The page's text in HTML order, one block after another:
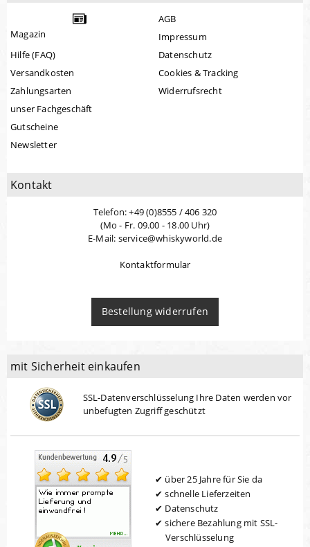
Magazin
Hilfe (FAQ)
Versandkosten
Zahlungsarten
unser Fachgeschäft
Gutscheine
Newsletter
AGB
Impressum
Datenschutz
Cookies & Tracking
Widerrufsrecht
Kontakt
Telefon: +49 (0)8555 / 406 320
(Mo - Fr. 09.00 - 18.00 Uhr)
E-Mail: service@whiskyworld.de
Kontaktformular
Bestellung widerrufen
mit Sicherheit einkaufen
SSL-Datenverschlüsselung Ihre Daten werden vor
unbefugten Zugriff geschützt
über 25 Jahre für Sie da
schnelle Lieferzeiten
Datenschutz
sichere Bezahlung mit SSL-
Verschlüsselung